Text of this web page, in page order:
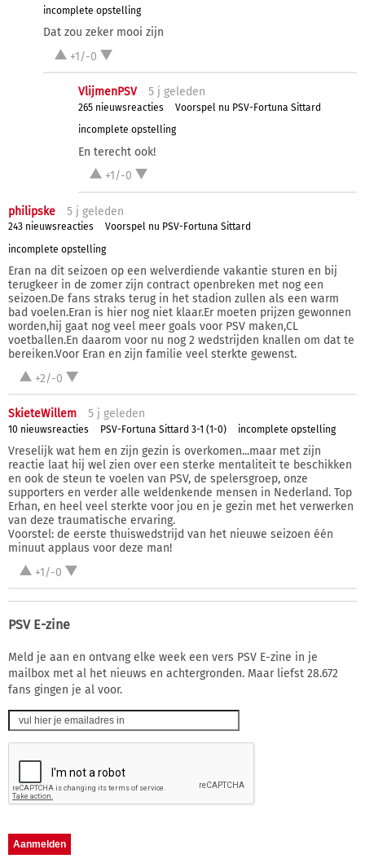
incomplete opstelling
Dat zou zeker mooi zijn
+1/-0
VlijmenPSV 5 j geleden
265 nieuwsreacties
Voorspel nu PSV-Fortuna Sittard
incomplete opstelling
En terecht ook!
+1/-0
philipske 5 j geleden
243 nieuwsreacties
Voorspel nu PSV-Fortuna Sittard
incomplete opstelling
Eran na dit seizoen op een welverdiende vakantie sturen en bij
terugkeer in de zomer zijn contract openbreken met nog een
seizoen.De fans straks terug in het stadion zullen als een warm
bad voelen.Eran is hier nog niet klaar.Er moeten prijzen gewonnen
worden,hij gaat nog veel meer goals voor PSV maken,CL
voetballen.En daarom voor nu nog 2 wedstrijden knallen om dat te
bereiken.Voor Eran en zijn familie veel sterkte gewenst.
+2/-0
SkieteWillem 5 j geleden
10 nieuwsreacties PSV-Fortuna Sittard 3-1 (1-0) incomplete opstelling
Vreselijk wat hem en zijn gezin is overkomen...maar met zijn
reactie laat hij wel zien over een sterke mentaliteit te beschikken
en ook de steun te voelen van PSV, de spelersgroep, onze
supporters en verder alle weldenkende mensen in Nederland. Top
Erhan, en heel veel sterkte voor jou en je gezin met het verwerken
van deze traumatische ervaring.
Voorstel: de eerste thuiswedstrijd van het nieuwe seizoen één
minuut applaus voor deze man!
+1/-0
PSV E-zine
Meld je aan en ontvang elke week een vers PSV E-zine in je
mailbox met al het nieuws en achtergronden. Maar liefst 28.672
fans gingen je al voor.